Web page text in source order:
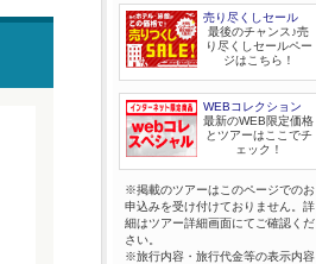
売り尽くしセール
最後のチャンス♪売
り尽くしセールペー
ジはこちら！
WEBコレクション
最新のWEB限定価格
とツアーはここでチ
ェック！
※掲載のツアーはこのページでのお
申込みを受け付けておりません。詳
細はツアー詳細画面にてご確認くだ
さい。
※旅行内容・旅行代金等の表示内容